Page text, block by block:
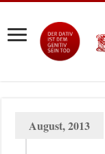
August, 2013